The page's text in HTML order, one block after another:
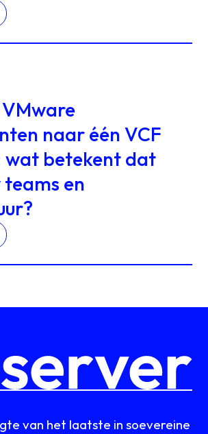
VMware
naar één VCF
betekent dat
en
van het laatste in soevereine